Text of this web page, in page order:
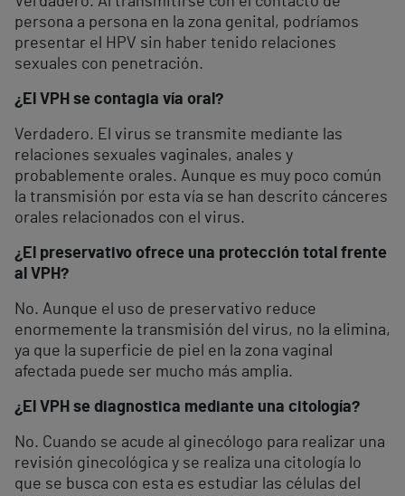
persona a persona en la zona genital, podríamos
presentar el HPV sin haber tenido relaciones
sexuales con penetración.
¿El VPH se contagia vía oral?
Verdadero. El virus se transmite mediante las
relaciones sexuales vaginales, anales y
probablemente orales. Aunque es muy poco común
la transmisión por esta vía se han descrito cánceres
orales relacionados con el virus.
¿El preservativo ofrece una protección total frente
al VPH?
No. Aunque el uso de preservativo reduce
enormemente la transmisión del virus, no la elimina,
ya que la superficie de piel en la zona vaginal
afectada puede ser mucho más amplia.
¿El VPH se diagnostica mediante una citología?
No. Cuando se acude al ginecólogo para realizar una
revisión ginecológica y se realiza una citología lo
que se busca con esta es estudiar las células del